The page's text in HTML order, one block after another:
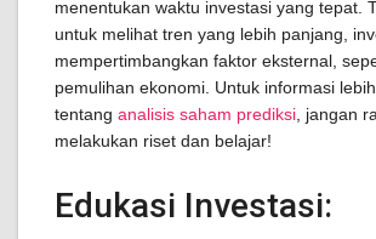
menentukan waktu investasi yang tepat.
untuk melihat tren yang lebih panjang,
mempertimbangkan faktor eksternal,
pemulihan ekonomi. Untuk informasi
tentang analisis saham prediksi , jangan
melakukan riset dan belajar!
Edukasi Investasi: